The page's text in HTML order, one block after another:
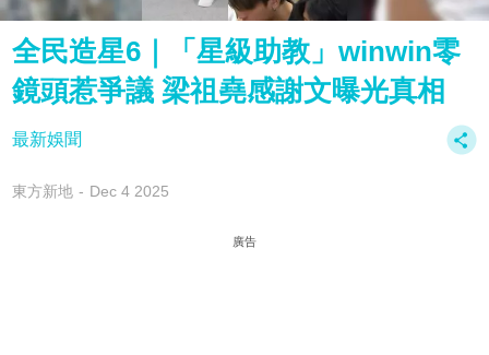
全民造星6｜「星級助教」winwin零
鏡頭惹爭議 梁祖堯感謝文曝光真相
最新娛聞
東方新地 Dec 4 2025
廣告